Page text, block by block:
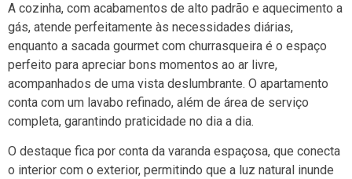
A cozinha, com acabamentos de alto padrão e aquecimento a
gás, atende perfeitamente às necessidades diárias,
enquanto a sacada gourmet com churrasqueira é o espaço
perfeito para apreciar bons momentos ao ar livre,
acompanhados de uma vista deslumbrante. O apartamento
conta com um lavabo refinado, além de área de serviço
completa, garantindo praticidade no dia a dia.
O destaque fica por conta da varanda espaçosa, que conecta
o interior com o exterior, permitindo que a luz natural inunde